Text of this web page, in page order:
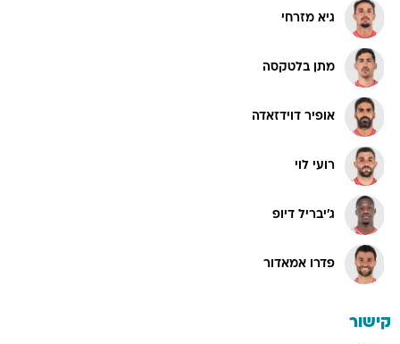
גיא מזרחי
מתן בלטקסה
אופיר דוידזאדה
רועי לוי
ג'יבריל דיופ
פדרו אמאדור
קישור